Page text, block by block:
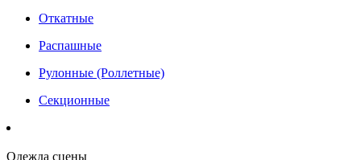
Откатные
Распашные
Рулонные (Роллетные)
Секционные
Одежда сцены